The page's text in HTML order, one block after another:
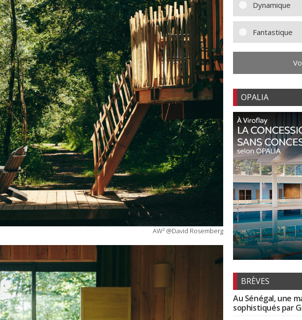
AW² @David Rosemberg
Dynamique
Fantastique
OPALIA
BRÈVES
Au Sénégal, une
sophistiqués par